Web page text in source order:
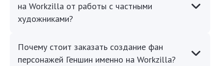
на Workzilla от работы с частными
художниками?
Почему стоит заказать создание фан
персонажей Геншин именно на Workzilla?